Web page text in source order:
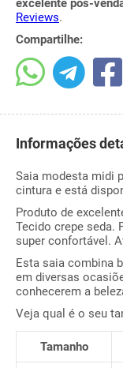
excelente pós-
Reviews.
Compartilhe:
Informações
Saia modesta midi
cintura e está
Produto de
Tecido crepe seda.
super confortável.
Esta saia combina
em diversas
conhecerem a
Veja qual é o seu
Tamanho